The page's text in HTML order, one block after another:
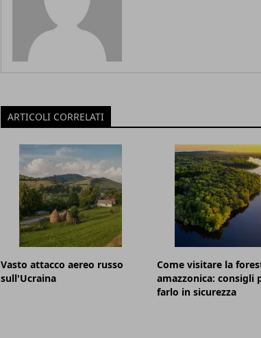
ARTICOLI CORRELATI
Vasto attacco aereo russo
sull'Ucraina
Come visitare la
amazzonica: consigli
farlo in sicurezza